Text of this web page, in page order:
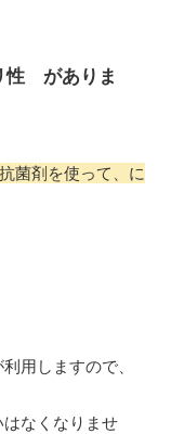
性 がありま
菌剤を使って、に
用しますので、
なくなりませ